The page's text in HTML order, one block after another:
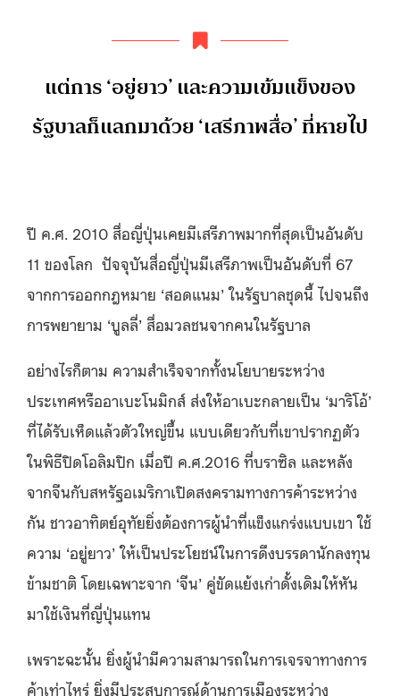
แต่การ ‘อยู่ยาว’ และความเข้มแข็งของ
รัฐบาลก็แลกมาด้วย ‘เสรีภาพสื่อ’ ที่หายไป
ปี ค.ศ. 2010 สื่อญี่ปุ่นเคยมีเสรีภาพมากที่สุดเป็นอันดับ
11 ของโลก ปัจจุบันสื่อญี่ปุ่นมีเสรีภาพเป็นอันดับที่ 67
จากการออกกฎหมาย ‘สอดแนม’ ในรัฐบาลชุดนี้ ไปจนถึง
การพยายาม ‘บูลลี่’ สื่อมวลชนจากคนในรัฐบาล
อย่างไรก็ตาม ความสำเร็จจากทั้งนโยบายระหว่าง
ประเทศหรืออาเบะโนมิกส์ ส่งให้อาเบะกลายเป็น ‘มาริโอ้’
ที่ได้รับเห็ดแล้วตัวใหญ่ขึ้น แบบเดียวกับที่เขาปรากฏตัว
ในพิธีปิดโอลิมปิก เมื่อปี ค.ศ.2016 ที่บราซิล และหลัง
จากจีนกับสหรัฐอเมริกาเปิดสงครามทางการค้าระหว่าง
กัน ชาวอาทิตย์อุทัยยิ่งต้องการผู้นำที่แข็งแกร่งแบบเขา ใช้
ความ ‘อยู่ยาว’ ให้เป็นประโยชน์ในการดึงบรรดานักลงทุน
ข้ามชาติ โดยเฉพาะจาก ‘จีน’ คู่ขัดแย้งเก่าดั้งเดิมให้หัน
มาใช้เงินที่ญี่ปุ่นแทน
เพราะฉะนั้น ยิ่งผู้นำมีความสามารถในการเจรจาทางการ
ค้าเท่าไหร่ ยิ่งมีประสบการณ์ด้านการเมืองระหว่าง